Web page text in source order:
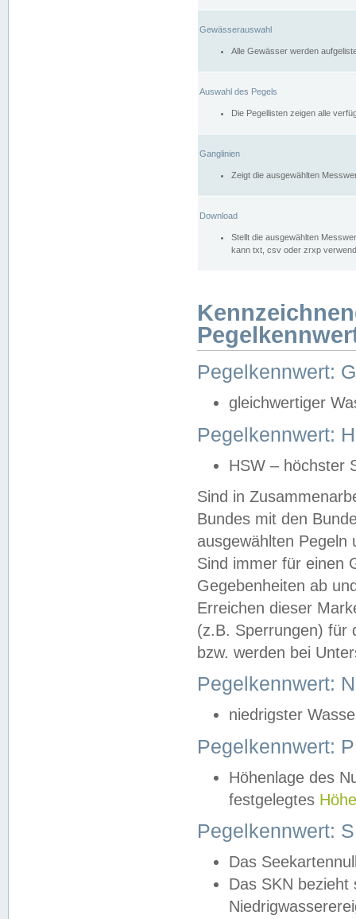
Gewässerauswahl
Alle Gewässer werden
Auswahl des Pegels
Die Pegellisten zeigen alle
Ganglinien
Zeigt die ausgewählten
Download
Stellt die ausgewählten
kann txt, csv oder zrxp
Pegelkennwert:
gleichwertiger
Pegelkennwert:
HSW – höchster
Sind in
Bundes mit den
ausgewählten
Sind immer für einen
Gegebenheiten ab
Erreichen dieser
(z.B. Sperrungen) für
bzw. werden bei
Pegelkennwert:
niedrigster
Pegelkennwert:
Höhenlage des
festgelegtes
Pegelkennwert:
Das
Das SKN